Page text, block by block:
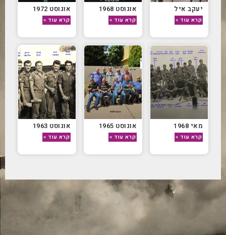
יעקב איל
קרא עוד »
אוגוסט 1968
קרא עוד »
אוגוסט 1972
קרא עוד »
מאי 1968
קרא עוד »
אוגוסט 1965
קרא עוד »
אוגוסט 1963
קרא עוד »